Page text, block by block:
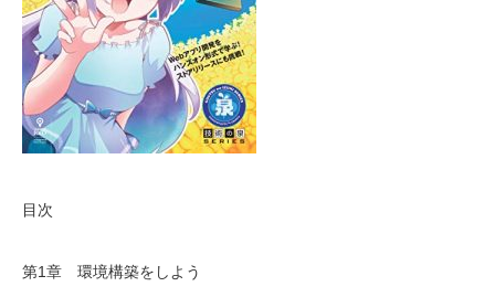
目次
第1章 環境構築をしよう